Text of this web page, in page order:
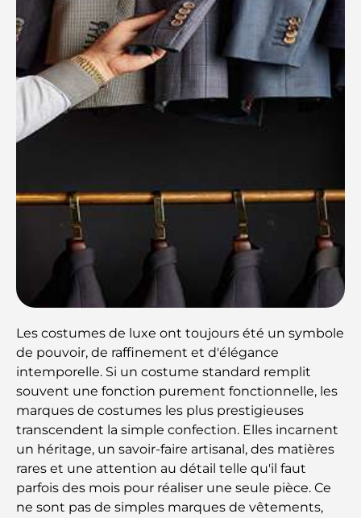
Les costumes de luxe ont toujours été un symbole
de pouvoir, de raffinement et d'élégance
intemporelle. Si un costume standard remplit
souvent une fonction purement fonctionnelle, les
marques de costumes les plus prestigieuses
transcendent la simple confection. Elles incarnent
un héritage, un savoir-faire artisanal, des matières
rares et une attention au détail telle qu'il faut
parfois des mois pour réaliser une seule pièce. Ce
ne sont pas de simples marques de vêtements,